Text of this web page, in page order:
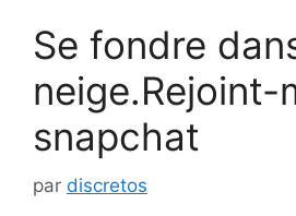
Se fondre
neige.Rejoint-
snapchat
par discretos